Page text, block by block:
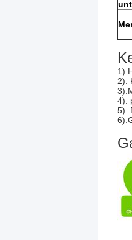
2).
4).
5).
6).